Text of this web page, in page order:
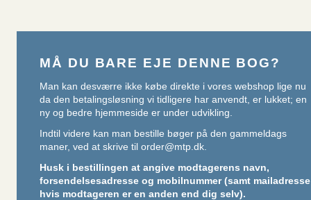
MÅ DU BARE EJE DENNE BOG?
Man kan desværre ikke købe direkte i vores webshop lige nu
da den betalingsløsning vi tidligere har anvendt, er lukket; en
ny og bedre hjemmeside er under udvikling.
Indtil videre kan man bestille bøger på den gammeldags
maner, ved at skrive til order@mtp.dk.
Husk i bestillingen at angive modtagerens navn,
forsendelsesadresse og mobilnummer (samt mailadresse
hvis modtageren er en anden end dig selv).